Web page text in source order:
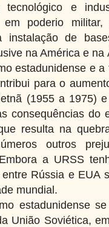
tecnológico e
em poderio
instalação de
na América e na
estadunidense e
para o
(1955 a 1975)
consequências do
resulta na
outros
a URSS
Rússia e EUA
mundial.
estadunidense
União Soviética,